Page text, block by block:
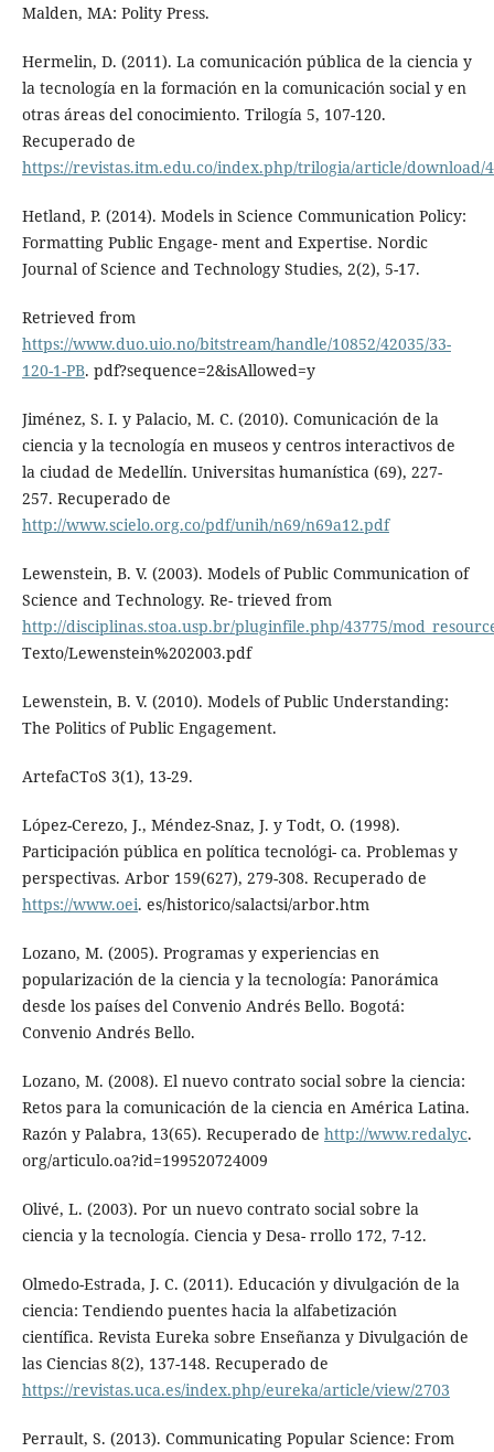
Malden, MA: Polity Press.
Hermelin, D. (2011). La comunicación pública de la ciencia y
la tecnología en la formación en la comunicación social y en
otras áreas del conocimiento. Trilogía 5, 107-120.
Recuperado de
https://revistas.itm.edu.co/index.php/trilogia/article/download/
Hetland, P. (2014). Models in Science Communication Policy:
Formatting Public Engage- ment and Expertise. Nordic
Journal of Science and Technology Studies, 2(2), 5-17.
Retrieved from
https://www.duo.uio.no/bitstream/handle/10852/42035/33-
120-1-PB. pdf?sequence=2&isAllowed=y
Jiménez, S. I. y Palacio, M. C. (2010). Comunicación de la
ciencia y la tecnología en museos y centros interactivos de
la ciudad de Medellín. Universitas humanística (69), 227-
257. Recuperado de
http://www.scielo.org.co/pdf/unih/n69/n69a12.pdf
Lewenstein, B. V. (2003). Models of Public Communication of
Science and Technology. Re- trieved from
http://disciplinas.stoa.usp.br/pluginfile.php/43775/
Texto/Lewenstein%202003.pdf
Lewenstein, B. V. (2010). Models of Public Understanding:
The Politics of Public Engagement.
ArtefaCToS 3(1), 13-29.
López-Cerezo, J., Méndez-Snaz, J. y Todt, O. (1998).
Participación pública en política tecnológi- ca. Problemas y
perspectivas. Arbor 159(627), 279-308. Recuperado de
https://www.oei. es/historico/salactsi/arbor.htm
Lozano, M. (2005). Programas y experiencias en
popularización de la ciencia y la tecnología: Panorámica
desde los países del Convenio Andrés Bello. Bogotá:
Convenio Andrés Bello.
Lozano, M. (2008). El nuevo contrato social sobre la ciencia:
Retos para la comunicación de la ciencia en América Latina.
Razón y Palabra, 13(65). Recuperado de http://www.redalyc.
org/articulo.oa?id=199520724009
Olivé, L. (2003). Por un nuevo contrato social sobre la
ciencia y la tecnología. Ciencia y Desa- rrollo 172, 7-12.
Olmedo-Estrada, J. C. (2011). Educación y divulgación de la
ciencia: Tendiendo puentes hacia la alfabetización
científica. Revista Eureka sobre Enseñanza y Divulgación de
las Ciencias 8(2), 137-148. Recuperado de
https://revistas.uca.es/index.php/eureka/article/view/2703
Perrault, S. (2013). Communicating Popular Science: From